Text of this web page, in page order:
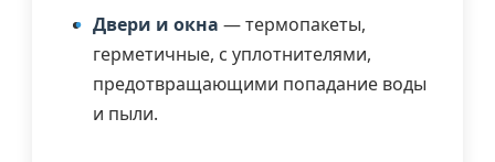
Двери и окна — термопакеты,
герметичные, с уплотнителями,
предотвращающими попадание воды
и пыли.